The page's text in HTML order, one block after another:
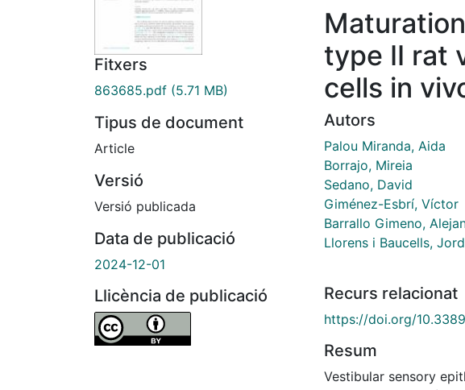
Fitxers
863685.pdf (5.71 MB)
Tipus de document
Article
Versió
Versió publicada
Data de publicació
2024-12-01
Llicència de publicació
type II rat
cells in
Autors
Palou Miranda, Aida
Borrajo, Mireia
Sedano, David
Giménez-Esbrí, Víctor
Barrallo Gimeno,
Llorens i Baucells,
Recurs relacionat
https://doi.org/
Resum
Vestibular sensory